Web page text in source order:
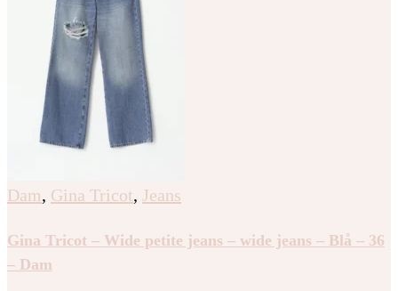
Dam, Gina Tricot, Jeans
Gina Tricot – Wide petite jeans – wide jeans – Blå – 36
– Dam